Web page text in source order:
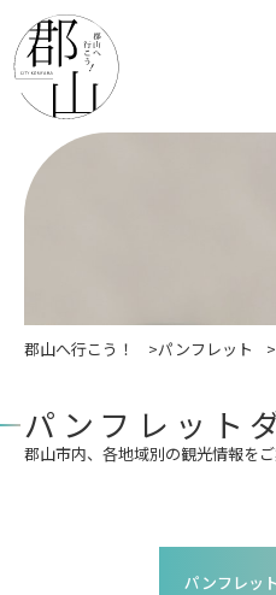
郡山へ行こう！ パンフレット
パンフレット
郡山市内、各地域別の観光情報を
パンフレッ